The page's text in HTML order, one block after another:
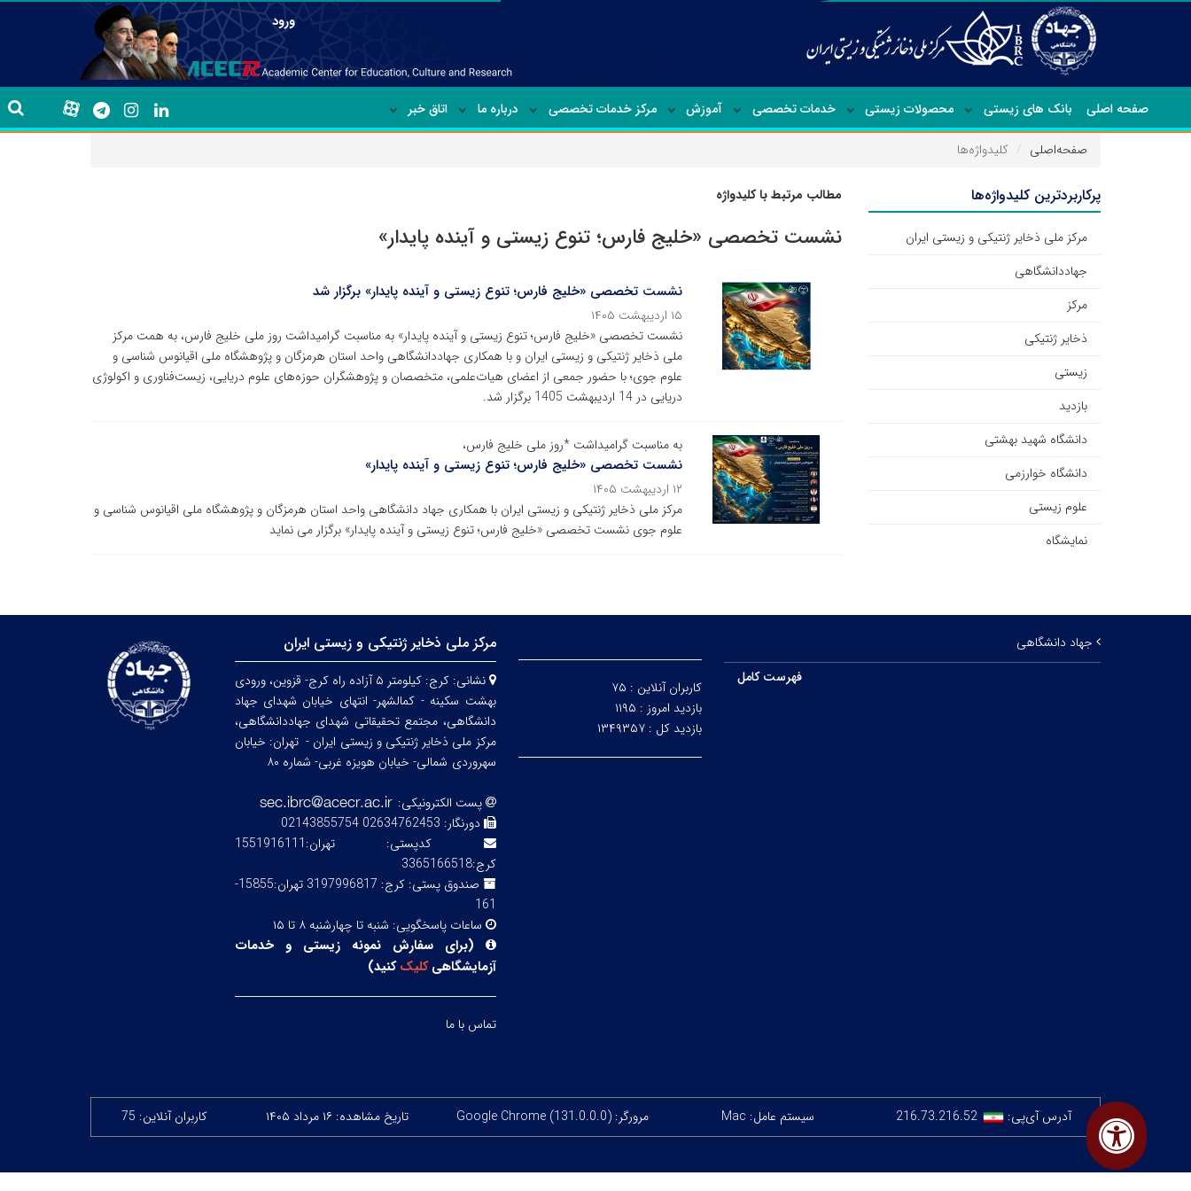
ورود
صفحه اصلی بانک های زیستی محصولات زیستی خدمات تخصصی آموزش مرکز خدمات تخصصی درباره ما اتاق خبر
صفحه‌اصلی کلیدواژه‌ها
مطالب مرتبط با کلیدواژه
نشست تخصصی «خلیج فارس؛ تنوع زیستی و آینده پایدار»
نشست تخصصی «خلیج فارس؛ تنوع زیستی و آینده پایدار» برگزار شد
۱۵ اردیبهشت ۱۴۰۵
نشست تخصصی «خلیج فارس؛ تنوع زیستی و آینده پایدار» به مناسبت گرامیداشت روز ملی خلیج فارس، به همت مرکز
ملی ذخایر ژنتیکی و زیستی ایران و با همکاری جهاددانشگاهی واحد استان هرمزگان و پژوهشگاه ملی اقیانوس شناسی و
علوم جوی؛ با حضور جمعی از اعضای هیات‌علمی، متخصصان و پژوهشگران حوزه‌های علوم دریایی، زیست‌فناوری و اکولوژی
دریایی در 14 اردیبهشت 1405 برگزار شد.
به مناسبت گرامیداشت *روز ملی خلیج فارس،
نشست تخصصی «خلیج فارس؛ تنوع زیستی و آینده پایدار»
۱۲ اردیبهشت ۱۴۰۵
مرکز ملی ذخایر ژنتیکی و زیستی ایران با همکاری جهاد دانشگاهی واحد استان هرمزگان و پژوهشگاه ملی اقیانوس شناسی و
علوم جوی نشست تخصصی «خلیج فارس؛ تنوع زیستی و آینده پایدار» برگزار می‌ نماید
پرکاربردترین کلیدواژه‌ها
مرکز ملی ذخایر ژنتیکی و زیستی ایران
جهاددانشگاهی
مرکز
ذخایر ژنتیکی
زیستی
بازدید
دانشگاه شهید بهشتی
دانشگاه خوارزمی
علوم زیستی
نمایشگاه
جهاد دانشگاهی
فهرست کامل
کاربران آنلاین : ۷۵
بازدید امروز : ۱۱۹۵
بازدید کل : ۱۳۴۹۳۵۷
مرکز ملی ذخایر ژنتیکی و زیستی ایران
نشانی:
کرج: کیلومتر ۵ آزاده راه کرج- قزوین، ورودی
بهشت سکینه - کمالشهر- انتهای خیابان شهدای جهاد
دانشگاهی، مجتمع تحقیقاتی شهدای جهاددانشگاهی،
مرکز ملی ذخایر ژنتیکی و زیستی ایران - تهران: خیابان
سهروردی شمالی- خیابان هویزه غربی- شماره ۸۰
پست الکترونیکی:
دورنگار: 02634762453 02143855754
کدپستی:
تهران:1551916111
کرج:3365166518
صندوق پستی:
کرج: 3197996817 تهران:15855-
161
ساعات پاسخگویی: شنبه تا چهارشنبه ۸ تا ۱۵
(برای سفارش نمونه زیستی و خدمات
آزمایشگاهیکلیککنید)
تماس با ما
آدرس آی‌پی: 216.73.216.52 سیستم عامل: Mac مرورگر: Google Chrome (131.0.0.0) تاریخ مشاهده: ۱۶ مرداد ۱۴۰۵ کاربران آنلاین: 75